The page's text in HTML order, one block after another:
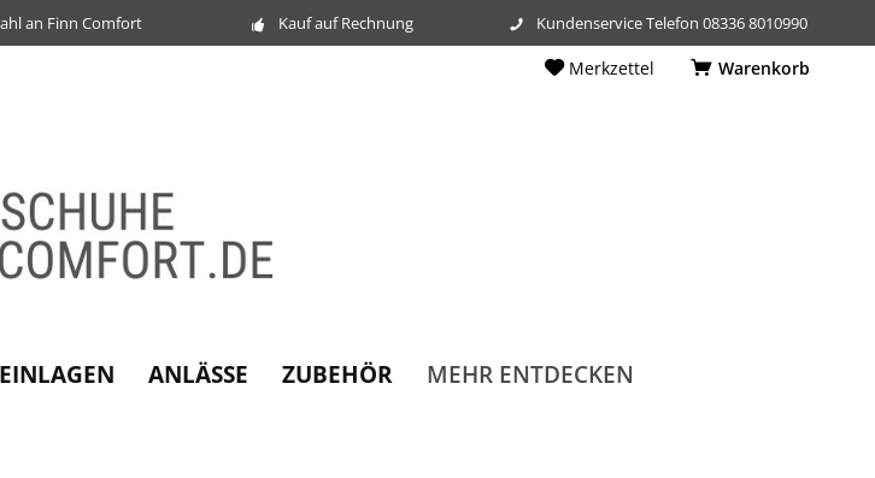
an Finn Comfort Kauf auf Rechnung Kundenservice Telefon 08336 8010990
Warenkorb
Merkzettel
EINLAGEN ANLÄSSE ZUBEHÖR MEHR ENTDECKEN